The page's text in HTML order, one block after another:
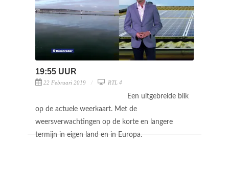
19:55 UUR
22 Februari 2019 RTL 4
Een uitgebreide blik
op de actuele weerkaart. Met de
weersverwachtingen op de korte en langere
termijn in eigen land en in Europa.